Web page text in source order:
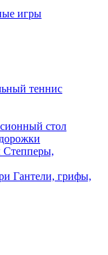
игры
теннис
стол
Степперы,
Гантели, грифы,